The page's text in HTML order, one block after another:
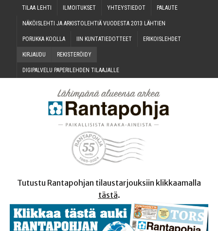
TILAA LEH­TI ILMOI­TUK­SET YHTEYS­TIE­DOT PALAU­TE
NÄKÖIS­LEH­TI JA ARKIS­TO­LEH­TIÄ VUO­DES­TA 2013 LÄHTIEN
PORUK­KA KOOLLA IIN KUN­TA­TIE­DOT­TEET ERI­KOIS­LEH­DET
KIR­JAU­DU REKIS­TE­RÖI­DY
DIGI­PAL­VE­LU PAPE­RI­LEH­DEN TILAAJALLE
Tutustu Rantapohjan tilaustarjouksiin klikkaamalla
tästä.